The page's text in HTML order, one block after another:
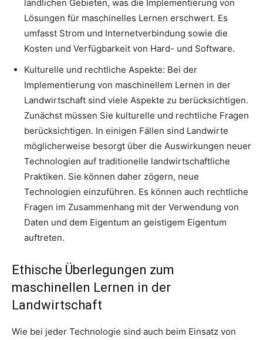
ländlichen Gebieten, was die Implementierung von
Lösungen für maschinelles Lernen erschwert. Es
umfasst Strom und Internetverbindung sowie die
Kosten und Verfügbarkeit von Hard- und Software.
Kulturelle und rechtliche Aspekte: Bei der
Implementierung von maschinellem Lernen in der
Landwirtschaft sind viele Aspekte zu berücksichtigen.
Zunächst müssen Sie kulturelle und rechtliche Fragen
berücksichtigen. In einigen Fällen sind Landwirte
möglicherweise besorgt über die Auswirkungen neuer
Technologien auf traditionelle landwirtschaftliche
Praktiken. Sie können daher zögern, neue
Technologien einzuführen. Es können auch rechtliche
Fragen im Zusammenhang mit der Verwendung von
Daten und dem Eigentum an geistigem Eigentum
auftreten.
Ethische Überlegungen zum
maschinellen Lernen in der
Landwirtschaft
Wie bei jeder Technologie sind auch beim Einsatz von